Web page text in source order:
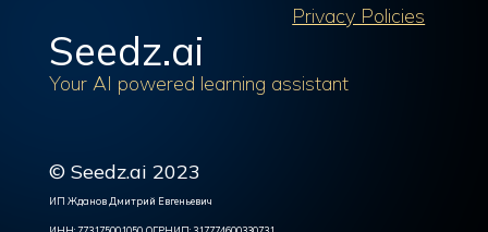
Privacy Policies
Seedz.ai
Your AI powered learning assistant
© Seedz.ai 2023
ИП Жданов Дмитрий Евгеньевич